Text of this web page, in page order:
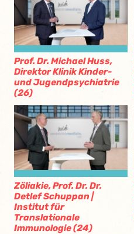
Prof. Dr. Michael Huss,
Direktor Klinik Kinder-
und Jugendpsychiatrie
(26)
Zöliakie, Prof. Dr. Dr.
Detlef Schuppan |
Institut für
Translationale
Immunologie (24)